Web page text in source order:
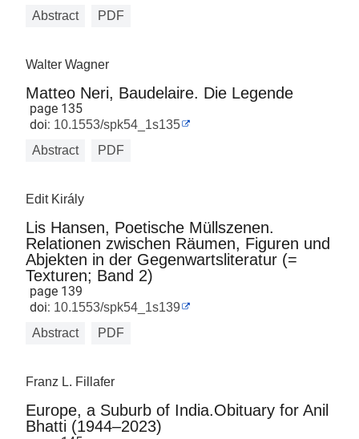
Abstract
PDF
Walter Wagner
Matteo Neri, Baudelaire. Die Legende
page 135
doi: 10.1553/spk54_1s135
Abstract
PDF
Edit Király
Lis Hansen, Poetische Müllszenen.
Relationen zwischen Räumen, Figuren und
Abjekten in der Gegenwartsliteratur (=
Texturen; Band 2)
page 139
doi: 10.1553/spk54_1s139
Abstract
PDF
Franz L. Fillafer
Europe, a Suburb of India.Obituary for Anil
Bhatti (1944–2023)